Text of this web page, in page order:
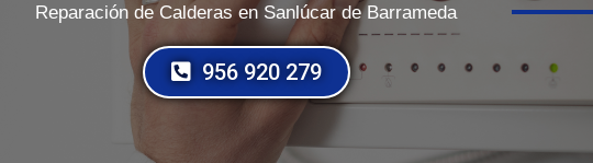
Reparación de Calderas en Sanlúcar de Barrameda
956 920 279